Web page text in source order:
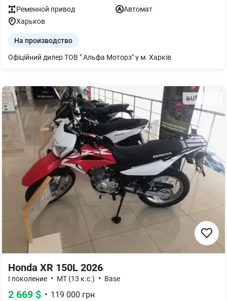
Ременной привод
Автомат
Харьков
На производство
Офіційний дилер ТОВ " Альфа Моторз" у м. Харків
Honda XR 150L 2026
I поколение • MT (13 к.с.) • Base
2 669 $ • 119 000 грн